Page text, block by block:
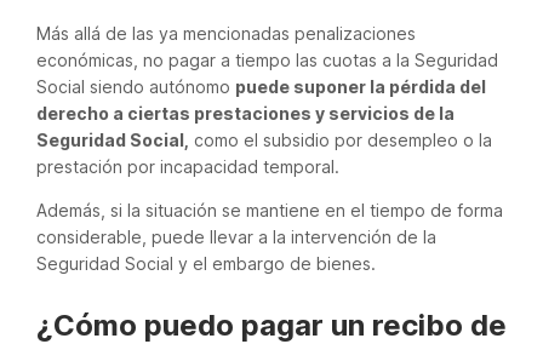
Más allá de las ya mencionadas penalizaciones
económicas, no pagar a tiempo las cuotas a la Seguridad
Social siendo autónomo puede suponer la pérdida del
derecho a ciertas prestaciones y servicios de la
Seguridad Social, como el subsidio por desempleo o la
prestación por incapacidad temporal.
Además, si la situación se mantiene en el tiempo de forma
considerable, puede llevar a la intervención de la
Seguridad Social y el embargo de bienes.
¿Cómo puedo pagar un recibo de